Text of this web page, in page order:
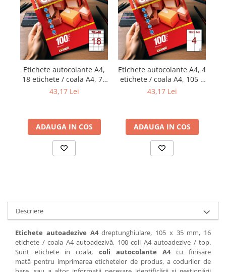
Etichete autocolante A4,
18 etichete / coala A4, 70
x 48 mm
43,17 Lei
ADAUGA IN COS
Etichete autocolante A4, 4
etichete / coala A4, 105 x
148 mm
43,17 Lei
ADAUGA IN COS
Descriere
Etichete autoadezive A4dreptunghiulare, 105 x 35 mm, 16
etichete / coala A4 autoadezivă, 100 coli A4 autoadezive / top.
Sunt etichete in coala, coli autocolante A4cu finisare
mată pentru imprimarea etichetelor de produs, a codurilor de